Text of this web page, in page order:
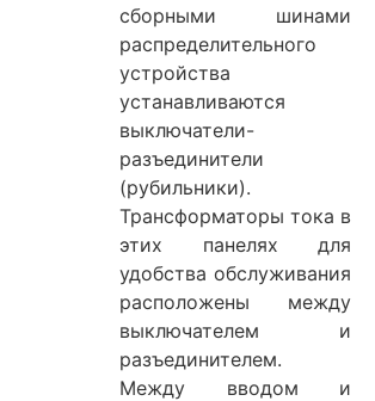
сборными шинами
распределительного
устройства
устанавливаются
выключатели-
разъединители
(рубильники).
Трансформаторы тока в
этих панелях для
удобства обслуживания
расположены между
выключателем и
разъединителем.
Между вводом и